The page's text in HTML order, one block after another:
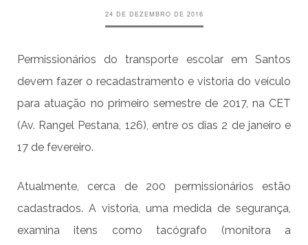
24 DE DEZEMBRO DE 2016
Permissionários do transporte escolar em Santos
devem fazer o recadastramento e vistoria do veículo
para atuação no primeiro semestre de 2017, na CET
(Av. Rangel Pestana, 126), entre os dias 2 de janeiro e
17 de fevereiro.
Atualmente, cerca de 200 permissionários estão
cadastrados. A vistoria, uma medida de segurança,
examina itens como tacógrafo (monitora a